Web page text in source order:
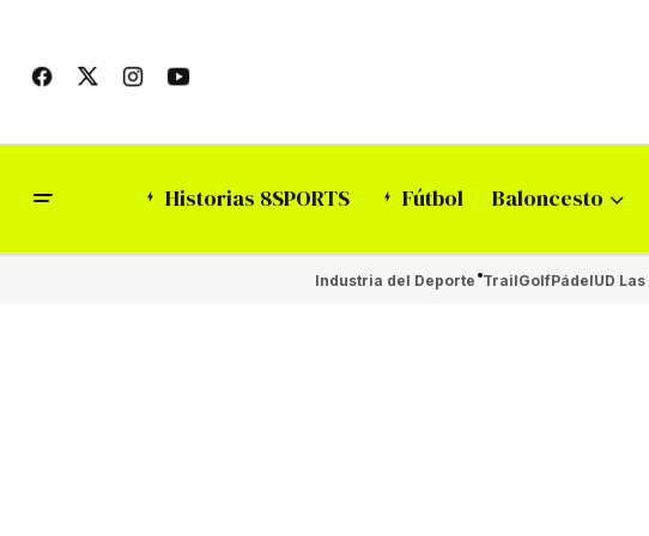
Historias 8SPORTS Fútbol Baloncesto
Industria del Deporte TrailGolfPádelUD